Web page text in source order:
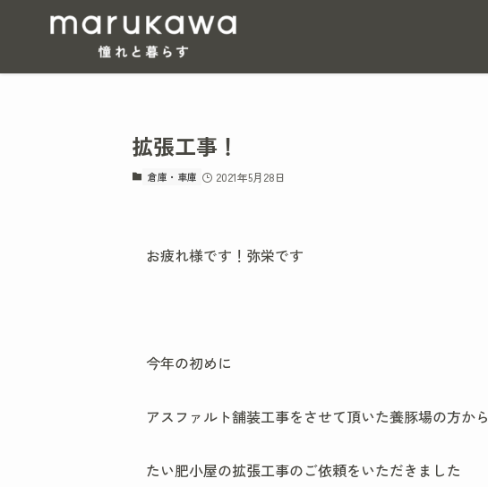
拡張工事！
倉庫・車庫 2021年5月28日
お疲れ様です！弥栄です
今年の初めに
アスファルト舗装工事をさせて頂いた養豚場の方から
たい肥小屋の拡張工事のご依頼をいただきました